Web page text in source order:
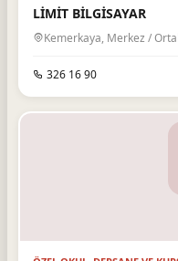
LİMİT BİLGİSAYAR
Kemerkaya, Merkez /
326 16 90